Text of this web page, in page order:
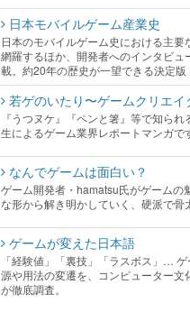
日本モバイルゲーム産業史
日本のモバイルゲーム史における主要
網羅するほか、開発者へのインタビュ
載。約20年の歴史が一望できる決定版
若ゲのいたり〜ゲームクリエイ
『うつヌケ』『ペンと箸』等で知ら
生によるゲーム業界レポートマンガで
なんでゲームは面白い？
ゲーム開発者・hamatsu氏がゲームの
な形から解き明かしていく、硬派で骨
ゲームが変えた日本語
「経験値」「裏技」「ラスボス」…
源や用法の変遷を、コンピューター文
が徹底調査。